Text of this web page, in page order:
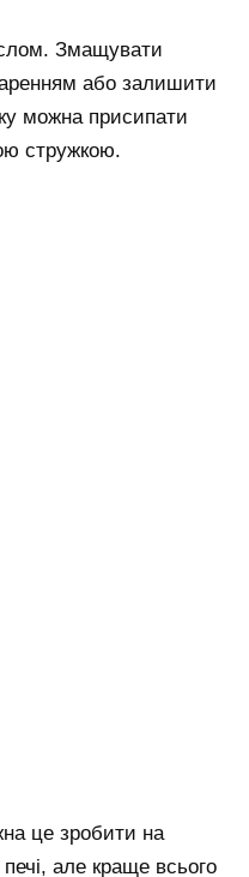
Змащувати
або залишити
можна присипати
стружкою.
це зробити на
але краще всього